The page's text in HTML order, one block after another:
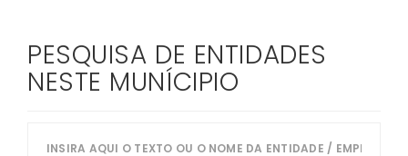
PESQUISA DE ENTIDADES
NESTE MUNÍCIPIO